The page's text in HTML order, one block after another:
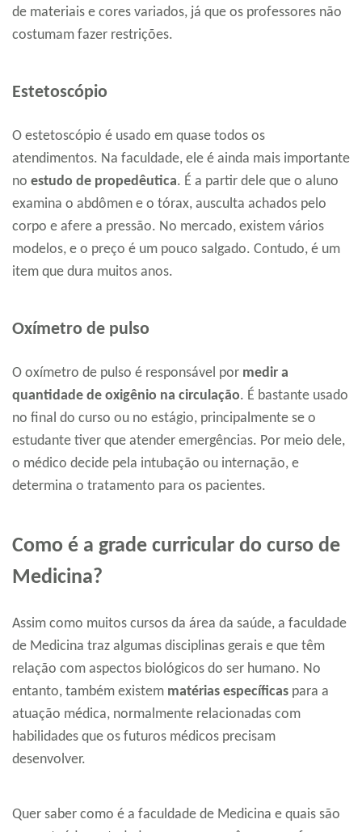
de materiais e cores variados, já que os professores não
costumam fazer restrições.
Estetoscópio
O estetoscópio é usado em quase todos os
atendimentos. Na faculdade, ele é ainda mais importante
no estudo de propedêutica. É a partir dele que o aluno
examina o abdômen e o tórax, ausculta achados pelo
corpo e afere a pressão. No mercado, existem vários
modelos, e o preço é um pouco salgado. Contudo, é um
item que dura muitos anos.
Oxímetro de pulso
O oxímetro de pulso é responsável por medir a
quantidade de oxigênio na circulação. É bastante usado
no final do curso ou no estágio, principalmente se o
estudante tiver que atender emergências. Por meio dele,
o médico decide pela intubação ou internação, e
determina o tratamento para os pacientes.
Como é a grade curricular do curso de
Medicina?
Assim como muitos cursos da área da saúde, a faculdade
de Medicina traz algumas disciplinas gerais e que têm
relação com aspectos biológicos do ser humano. No
entanto, também existem matérias específicas para a
atuação médica, normalmente relacionadas com
habilidades que os futuros médicos precisam
desenvolver.
Quer saber como é a faculdade de Medicina e quais são